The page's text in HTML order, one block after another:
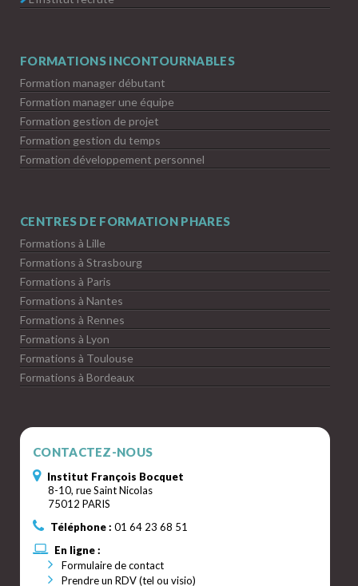
FORMATIONS INCONTOURNABLES
Formation manager débutant
Formation manager une équipe
Formation gestion de projet
Formation gestion du temps
Formation développement personnel
CENTRES DE FORMATION PHARES
Formations à Lille
Formations à Strasbourg
Formations à Paris
Formations à Nantes
Formations à Rennes
Formations à Lyon
Formations à Toulouse
Formations à Bordeaux
CONTACTEZ-NOUS
Institut François Bocquet
8-10, rue Saint Nicolas
75012 PARIS
Téléphone : 01 64 23 68 51
En ligne :
Formulaire de contact
Prendre un RDV (tel ou visio)